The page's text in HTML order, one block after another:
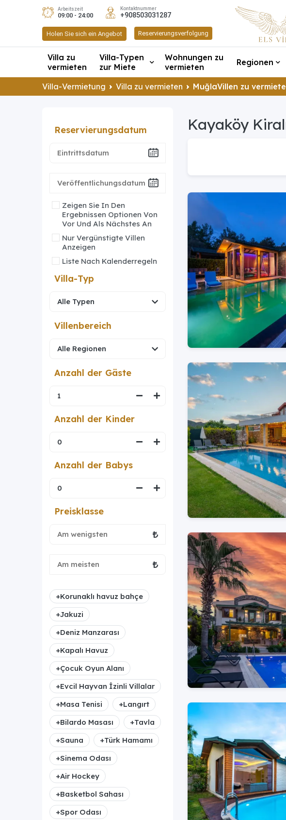
Arbeitszeit
09:00 - 24:00
Kontaktnummer
+908503031287
Holen Sie sich ein Angebot Reservierungsverfolgung
Villa zu
vermieten
Villa-Typen
zur Miete
Wohnungen zu
vermieten
Regionen
Villa-Vermietung Villa zu vermieten MuğlaVillen zu
Reservierungsdatum
Zeigen Sie In Den
Ergebnissen Optionen Von
Vor Und Als Nächstes An
Nur Vergünstigte Villen
Anzeigen
Liste Nach Kalenderregeln
Villa-Typ
Villenbereich
Anzahl der Gäste
Anzahl der Kinder
Anzahl der Babys
Preisklasse
+Korunaklı havuz bahçe
+Jakuzi
+Deniz Manzarası
+Kapalı Havuz
+Çocuk Oyun Alanı
+Evcil Hayvan İzinli Villalar
+Masa Tenisi +Langırt
+Bilardo Masası +Tavla
+Sauna +Türk Hamamı
+Sinema Odası
+Air Hockey
+Basketbol Sahası
+Spor Odası
Kayaköy